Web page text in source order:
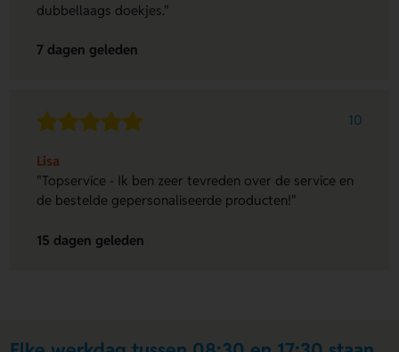
dubbellaags doekjes."
7 dagen geleden
10
Lisa
"Topservice - Ik ben zeer tevreden over de service en
de bestelde gepersonaliseerde producten!"
15 dagen geleden